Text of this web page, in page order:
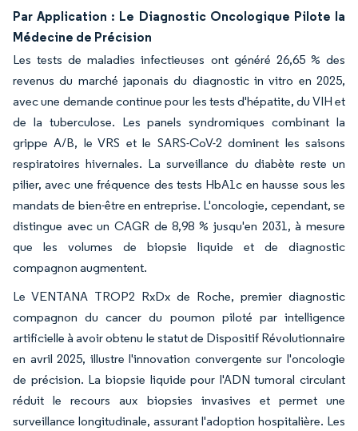
Par Application : Le Diagnostic Oncologique Pilote la
Médecine de Précision
Les tests de maladies infectieuses ont généré 26,65 % des
revenus du marché japonais du diagnostic in vitro en 2025,
avec une demande continue pour les tests d'hépatite, du VIH et
de la tuberculose. Les panels syndromiques combinant la
grippe A/B, le VRS et le SARS-CoV-2 dominent les saisons
respiratoires hivernales. La surveillance du diabète reste un
pilier, avec une fréquence des tests HbA1c en hausse sous les
mandats de bien-être en entreprise. L'oncologie, cependant, se
distingue avec un CAGR de 8,98 % jusqu'en 2031, à mesure
que les volumes de biopsie liquide et de diagnostic
compagnon augmentent.
Le VENTANA TROP2 RxDx de Roche, premier diagnostic
compagnon du cancer du poumon piloté par intelligence
artificielle à avoir obtenu le statut de Dispositif Révolutionnaire
en avril 2025, illustre l'innovation convergente sur l'oncologie
de précision. La biopsie liquide pour l'ADN tumoral circulant
réduit le recours aux biopsies invasives et permet une
surveillance longitudinale, assurant l'adoption hospitalière. Les